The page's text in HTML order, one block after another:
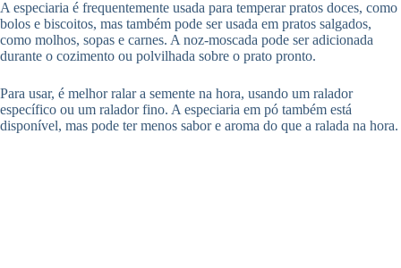
A especiaria é frequentemente usada para temperar pratos doces, como
bolos e biscoitos, mas também pode ser usada em pratos salgados,
como molhos, sopas e carnes. A noz-moscada pode ser adicionada
durante o cozimento ou polvilhada sobre o prato pronto.
Para usar, é melhor ralar a semente na hora, usando um ralador
específico ou um ralador fino. A especiaria em pó também está
disponível, mas pode ter menos sabor e aroma do que a ralada na hora.